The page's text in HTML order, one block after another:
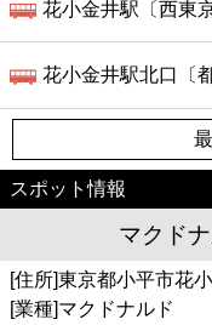
花小金井駅〔西東
花小金井駅北口〔
スポット情報
マクド
[住所]東京都小平市花
[業種]マクドナルド